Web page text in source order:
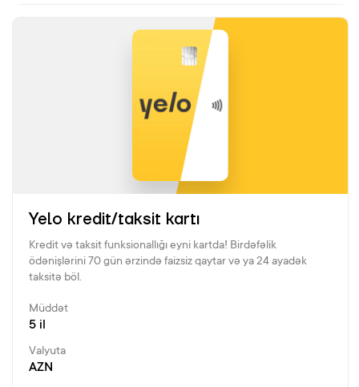
Yelo kredit/taksit kartı
Kredit və taksit funksionallığı eyni kartda! Birdəfəlik
ödənişlərini 70 gün ərzində faizsiz qaytar və ya 24 ayadək
taksitə böl.
Müddət
5 il
Valyuta
AZN